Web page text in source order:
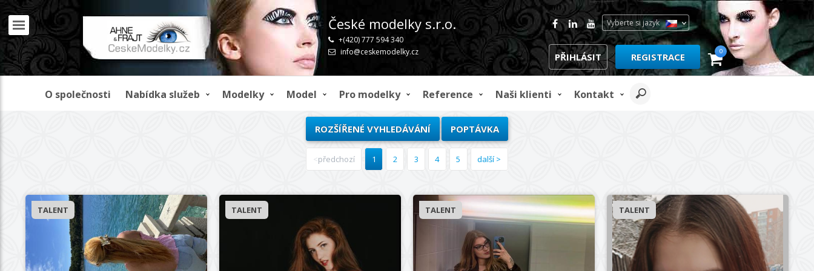
České modelky s.r.o.
+(420) 777 594 340
info@ceskemodelky.cz
Vyberte si jazyk
PŘIHLÁSIT REGISTRACE 0
O společnosti Nabídka služeb Modelky Model Pro modelky Reference Naši klienti Kontakt
ROZŠÍŘENÉ VYHLEDÁVÁNÍ POPTÁVKA
předchozí 1 2 3 4 5 další
TALENT
ID: 30507 TALENT
ID: 30506 TALENT
ID: 30477 TALENT
ID: 30427